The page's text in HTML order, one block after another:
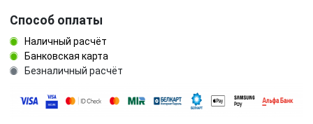
Способ оплаты
Наличный расчёт
Банковская карта
Безналичный расчёт